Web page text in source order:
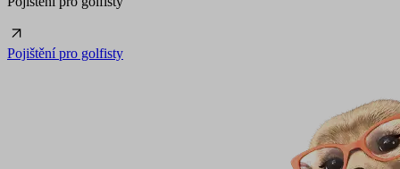
Pojištění pro golfisty